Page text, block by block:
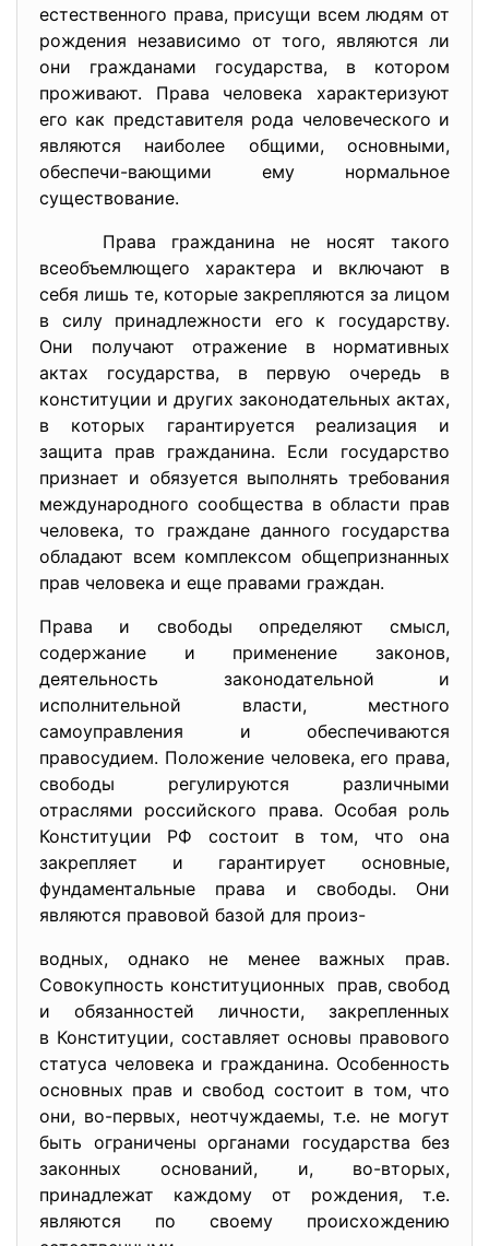
естественного права, присущи всем людям от
рождения независимо от того, являются ли
они гражданами государства, в котором
проживают. Права человека характеризуют
его как представителя рода человеческого и
являются наиболее общими, основными,
обеспечи-вающими ему нормальное
существование.
Права гражданина не носят такого
всеобъемлющего характера и включают в
себя лишь те, которые закрепляются за лицом
в силу принадлежности его к государству.
Они получают отражение в нормативных
актах государства, в первую очередь в
конституции и других законодательных актах,
в которых гарантируется реализация и
защита прав гражданина. Если государство
признает и обязуется выполнять требования
международного сообщества в области прав
человека, то граждане данного государства
обладают всем комплексом общепризнанных
прав человека и еще правами граждан.
Права и свободы определяют смысл,
содержание и применение законов,
деятельность законодательной и
исполнительной власти, местного
самоуправления и обеспечиваются
правосудием. Положение человека, его права,
свободы регулируются различными
отраслями российского права. Особая роль
Конституции РФ состоит в том, что она
закрепляет и гарантирует основные,
фундаментальные права и свободы. Они
являются правовой базой для произ-
водных, однако не менее важных прав.
Совокупность конституционных прав, свобод
и обязанностей личности, закрепленных
в Конституции, составляет основы правового
статуса человека и гражданина. Особенность
основных прав и свобод состоит в том, что
они, во-первых, неотчуждаемы, т.е. не могут
быть ограничены органами государства без
законных оснований, и, во-вторых,
принадлежат каждому от рождения, т.е.
являются по своему происхождению